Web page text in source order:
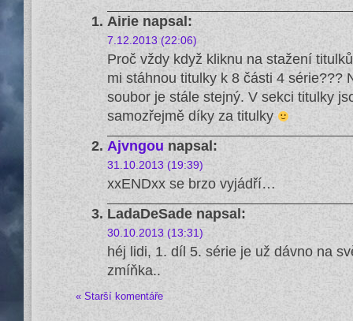
Airie napsal:
7.12.2013 (22:06)
Proč vždy když kliknu na stažení
mi stáhnou titulky k 8 části 4 série???
soubor je stále stejný. V sekci titulky
samozřejmě díky za titulky
Ajvngou napsal:
31.10.2013 (19:39)
xxENDxx se brzo vyjádří…
LadaDeSade napsal:
30.10.2013 (13:31)
héj lidi, 1. díl 5. série je už dávno na
zmíňka..
« Starší komentáře